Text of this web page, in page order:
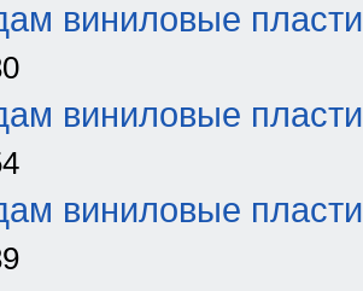
виниловые
виниловые
виниловые